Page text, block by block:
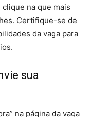
na que mais
Certifique-se de
da vaga para
sua
na página da vaga